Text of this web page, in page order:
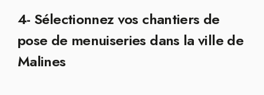
4- Sélectionnez vos chantiers de
pose de menuiseries dans la ville de
Malines